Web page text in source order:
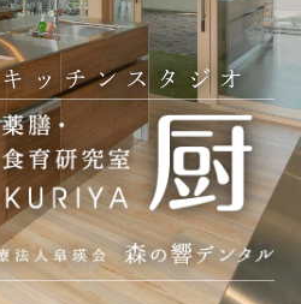
キッチンスタジオ